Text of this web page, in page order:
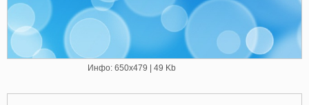
Инфо: 650х479 | 49 Kb